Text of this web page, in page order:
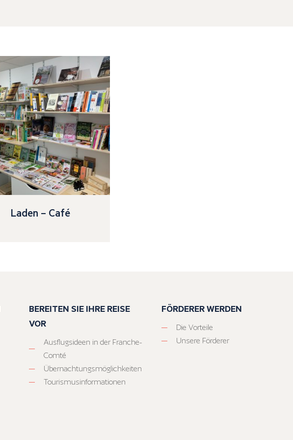
Laden – Café
BEREITEN SIE IHRE REISE
VOR
Ausflugsideen in der Franche-
Comté
Übernachtungsmöglichkeiten
Tourismusinformationen
FÖRDERER WERDEN
Die Vorteile
Unsere Förderer